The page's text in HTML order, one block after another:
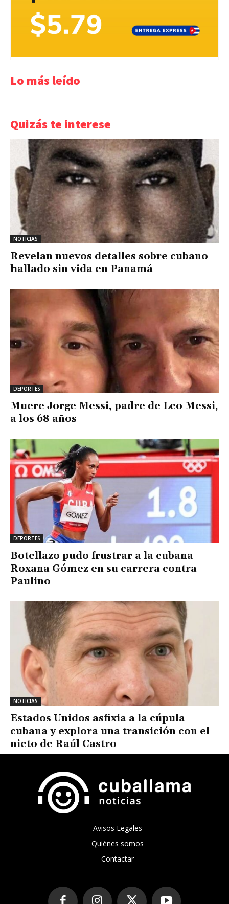
Lo más leído
Quizás te interese
NOTICIAS
Revelan nuevos detalles sobre cubano
hallado sin vida en Panamá
DEPORTES
Muere Jorge Messi, padre de Leo Messi,
a los 68 años
DEPORTES
Botellazo pudo frustrar a la cubana
Roxana Gómez en su carrera contra
Paulino
NOTICIAS
Estados Unidos asfixia a la cúpula
cubana y explora una transición con el
nieto de Raúl Castro
Avisos Legales
Quiénes somos
Contactar